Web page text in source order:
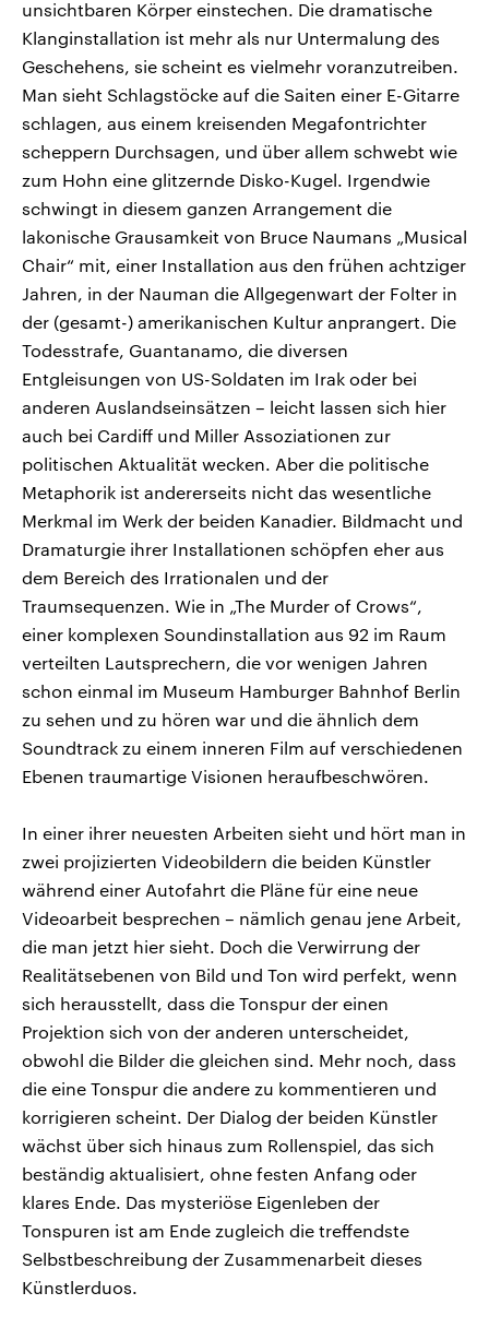
unsichtbaren Körper einstechen. Die dramatische
Klanginstallation ist mehr als nur Untermalung des
Geschehens, sie scheint es vielmehr voranzutreiben.
Man sieht Schlagstöcke auf die Saiten einer E-Gitarre
schlagen, aus einem kreisenden Megafontrichter
scheppern Durchsagen, und über allem schwebt wie
zum Hohn eine glitzernde Disko-Kugel. Irgendwie
schwingt in diesem ganzen Arrangement die
lakonische Grausamkeit von Bruce Naumans „Musical
Chair“ mit, einer Installation aus den frühen achtziger
Jahren, in der Nauman die Allgegenwart der Folter in
der (gesamt-) amerikanischen Kultur anprangert. Die
Todesstrafe, Guantanamo, die diversen
Entgleisungen von US-Soldaten im Irak oder bei
anderen Auslandseinsätzen – leicht lassen sich hier
auch bei Cardiff und Miller Assoziationen zur
politischen Aktualität wecken. Aber die politische
Metaphorik ist andererseits nicht das wesentliche
Merkmal im Werk der beiden Kanadier. Bildmacht und
Dramaturgie ihrer Installationen schöpfen eher aus
dem Bereich des Irrationalen und der
Traumsequenzen. Wie in „The Murder of Crows“,
einer komplexen Soundinstallation aus 92 im Raum
verteilten Lautsprechern, die vor wenigen Jahren
schon einmal im Museum Hamburger Bahnhof Berlin
zu sehen und zu hören war und die ähnlich dem
Soundtrack zu einem inneren Film auf verschiedenen
Ebenen traumartige Visionen heraufbeschwören.
In einer ihrer neuesten Arbeiten sieht und hört man in
zwei projizierten Videobildern die beiden Künstler
während einer Autofahrt die Pläne für eine neue
Videoarbeit besprechen – nämlich genau jene Arbeit,
die man jetzt hier sieht. Doch die Verwirrung der
Realitätsebenen von Bild und Ton wird perfekt, wenn
sich herausstellt, dass die Tonspur der einen
Projektion sich von der anderen unterscheidet,
obwohl die Bilder die gleichen sind. Mehr noch, dass
die eine Tonspur die andere zu kommentieren und
korrigieren scheint. Der Dialog der beiden Künstler
wächst über sich hinaus zum Rollenspiel, das sich
beständig aktualisiert, ohne festen Anfang oder
klares Ende. Das mysteriöse Eigenleben der
Tonspuren ist am Ende zugleich die treffendste
Selbstbeschreibung der Zusammenarbeit dieses
Künstlerduos.